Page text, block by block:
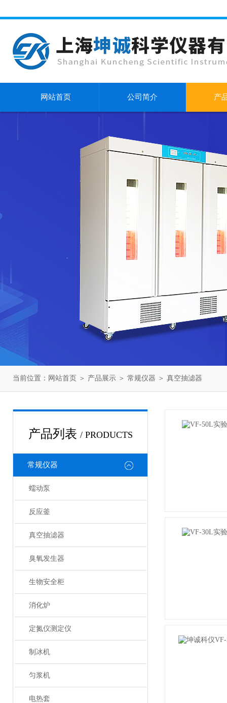
网站首页 公司简介 产
当前位置： 网站首页 ＞ 产品展示 ＞ 常规仪器 ＞ 真空抽滤器
产品列表 / PRODUCTS
常规仪器
蠕动泵
反应釜
真空抽滤器
臭氧发生器
生物安全柜
消化炉
定氮仪测定仪
制冰机
匀浆机
电热套